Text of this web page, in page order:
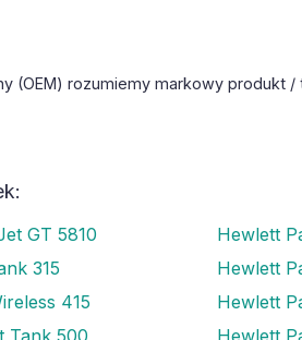
(OEM) rozumiemy markowy produkt
GT 5810
Hewlett
315
Hewlett
415
Hewlett
Tank 500
Hewlett